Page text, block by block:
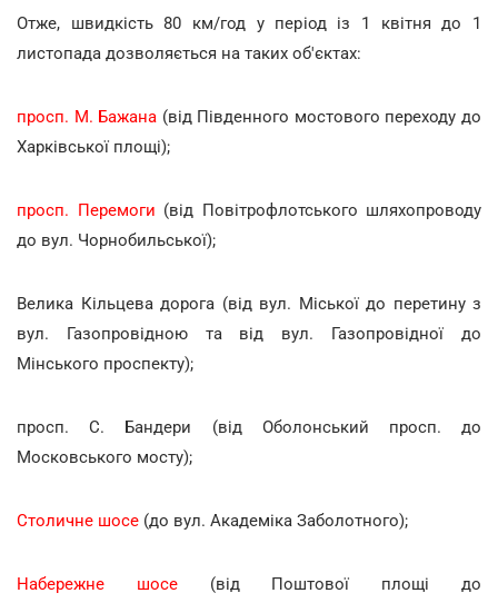
Отже, швидкість 80 км/год у період із 1 квітня до 1
листопада дозволяється на таких об'єктах:
просп. М. Бажана (від Південного мостового переходу до
Харківської площі);
просп. Перемоги (від Повітрофлотського шляхопроводу
до вул. Чорнобильської);
Велика Кільцева дорога (від вул. Міської до перетину з
вул. Газопровідною та від вул. Газопровідної до
Мінського проспекту);
просп. С. Бандери (від Оболонський просп. до
Московського мосту);
Столичне шосе (до вул. Академіка Заболотного);
Набережне шосе (від Поштової площі до